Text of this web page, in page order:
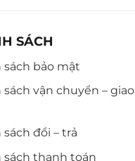
SÁCH
sách bảo mật
sách vận chuyển – giao
sách đổi – trả
sách thanh toán